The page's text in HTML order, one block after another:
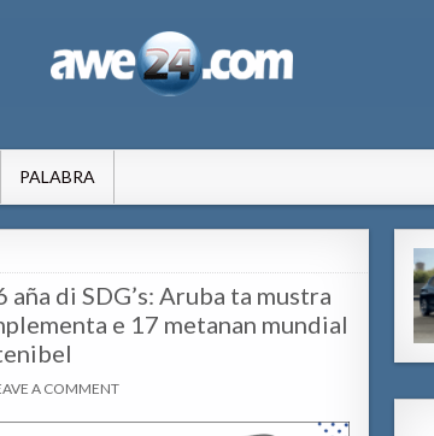
PALABRA
di SDG’s: Aruba ta mustra
e 17 metanan mundial
A COMMENT